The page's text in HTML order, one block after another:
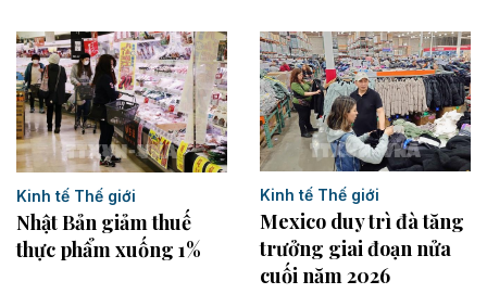
Kinh tế Thế giới
Nhật Bản giảm thuế
thực phẩm xuống 1%
Kinh tế Thế giới
Mexico duy trì đà tăng
trưởng giai đoạn nửa
cuối năm 2026